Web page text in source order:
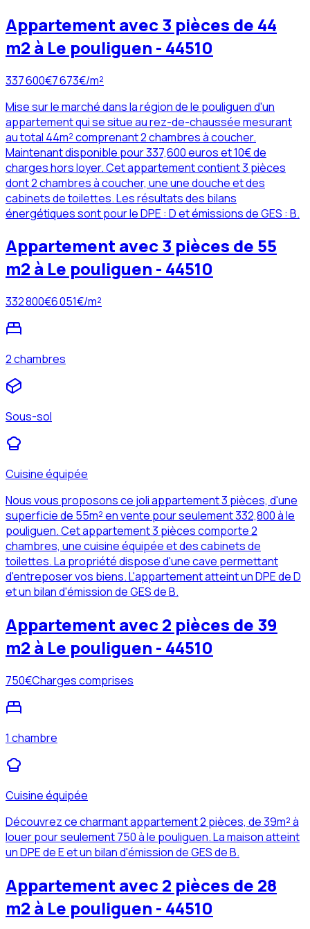
Appartement avec 3 pièces de 44
m2 à Le pouliguen - 44510
337 600€7 673€/m²
Mise sur le marché dans la région de le pouliguen d'un
appartement qui se situe au rez-de-chaussée mesurant
au total 44m² comprenant 2 chambres à coucher.
Maintenant disponible pour 337,600 euros et 10€ de
charges hors loyer. Cet appartement contient 3 pièces
dont 2 chambres à coucher, une une douche et des
cabinets de toilettes. Les résultats des bilans
énergétiques sont pour le DPE : D et émissions de GES : B.
Appartement avec 3 pièces de 55
m2 à Le pouliguen - 44510
332 800€6 051€/m²
2 chambres
Sous-sol
Cuisine équipée
Nous vous proposons ce joli appartement 3 pièces, d'une
superficie de 55m² en vente pour seulement 332,800 à le
pouliguen. Cet appartement 3 pièces comporte 2
chambres, une cuisine équipée et des cabinets de
toilettes. La propriété dispose d'une cave permettant
d'entreposer vos biens. L'appartement atteint un DPE de D
et un bilan d'émission de GES de B.
Appartement avec 2 pièces de 39
m2 à Le pouliguen - 44510
750€Charges comprises
1 chambre
Cuisine équipée
Découvrez ce charmant appartement 2 pièces, de 39m² à
louer pour seulement 750 à le pouliguen. La maison atteint
un DPE de E et un bilan d'émission de GES de B.
Appartement avec 2 pièces de 28
m2 à Le pouliguen - 44510